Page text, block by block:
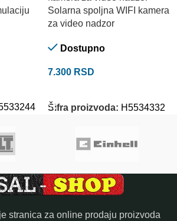
Solarna spoljna WIFI kamera
za video nadzor
Dostupno
7.300 RSD
Šifra proizvoda: H5534332
stranica za online prodaju proizvoda